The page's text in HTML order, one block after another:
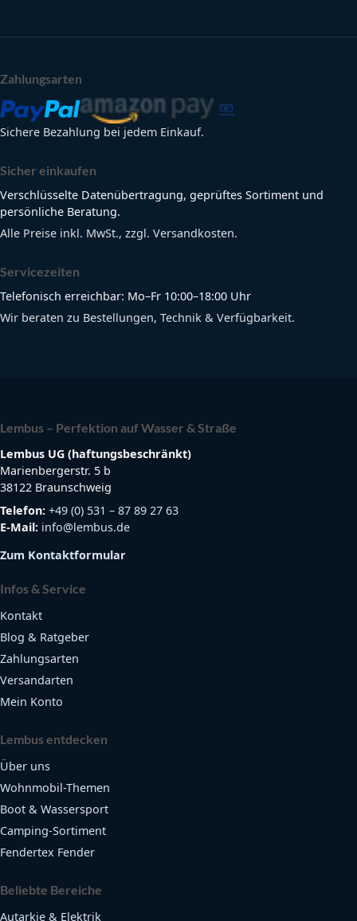
Zahlungsarten
Sichere Bezahlung bei jedem Einkauf.
Sicher einkaufen
Verschlüsselte Datenübertragung, geprüftes Sortiment und
persönliche Beratung.
Alle Preise inkl. MwSt., zzgl. Versandkosten.
Servicezeiten
Telefonisch erreichbar: Mo–Fr 10:00–18:00 Uhr
Wir beraten zu Bestellungen, Technik & Verfügbarkeit.
Lembus – Perfektion auf Wasser & Straße
Lembus UG (haftungsbeschränkt)
Marienbergerstr. 5 b
38122 Braunschweig
Telefon: +49 (0) 531 – 87 89 27 63
E-Mail: info@lembus.de
Zum Kontaktformular
Infos & Service
Kontakt
Blog & Ratgeber
Zahlungsarten
Versandarten
Mein Konto
Lembus entdecken
Über uns
Wohnmobil-Themen
Boot & Wassersport
Camping-Sortiment
Fendertex Fender
Beliebte Bereiche
Autarkie & Elektrik